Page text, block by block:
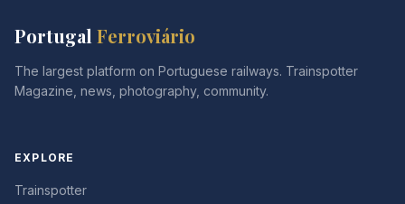
Portugal Ferroviário
The largest platform on Portuguese railways. Trainspotter
Magazine, news, photography, community.
EXPLORE
Trainspotter